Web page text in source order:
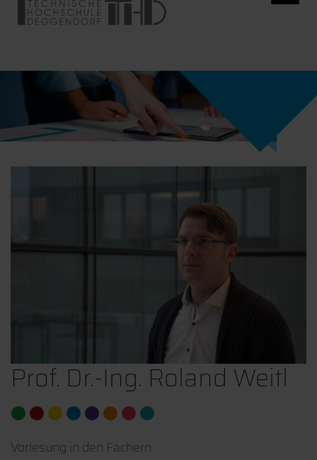
Prof. Dr.-Ing. Roland Weitl
Vorlesung in den Fächern